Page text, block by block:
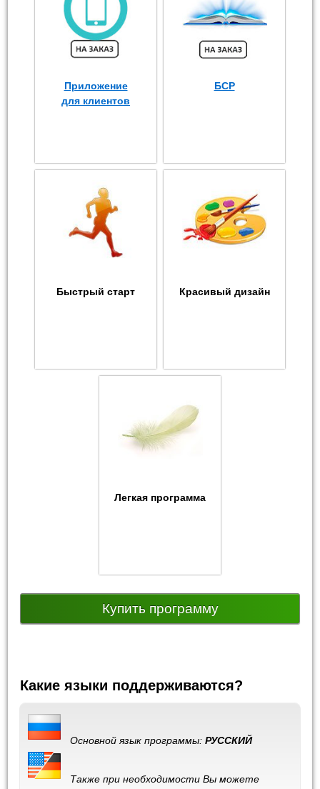
Приложение
для клиентов
БСР
Быстрый старт Красивый дизайн
Легкая программа
Купить программу
Какие языки поддерживаются?
Основной язык программы:РУССКИЙ
Также при необходимости Вы можете